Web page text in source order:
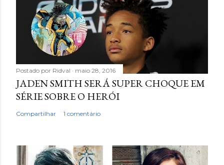
Postado por Ridval maio 28, 2016
JADEN SMITH SERÁ SUPER CHOQUE EM
SÉRIE SOBRE O HERÓI
Compartilhar 1 comentário